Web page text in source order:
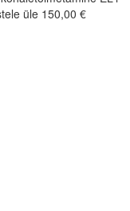
üle 150,00 €